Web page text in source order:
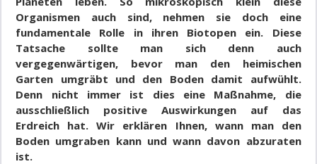
Organismen auch sind, nehmen sie doch eine
fundamentale Rolle in ihren Biotopen ein. Diese
Tatsache sollte man sich denn auch
vergegenwärtigen, bevor man den heimischen
Garten umgräbt und den Boden damit aufwühlt.
Denn nicht immer ist dies eine Maßnahme, die
ausschließlich positive Auswirkungen auf das
Erdreich hat. Wir erklären Ihnen, wann man den
Boden umgraben kann und wann davon abzuraten
ist.